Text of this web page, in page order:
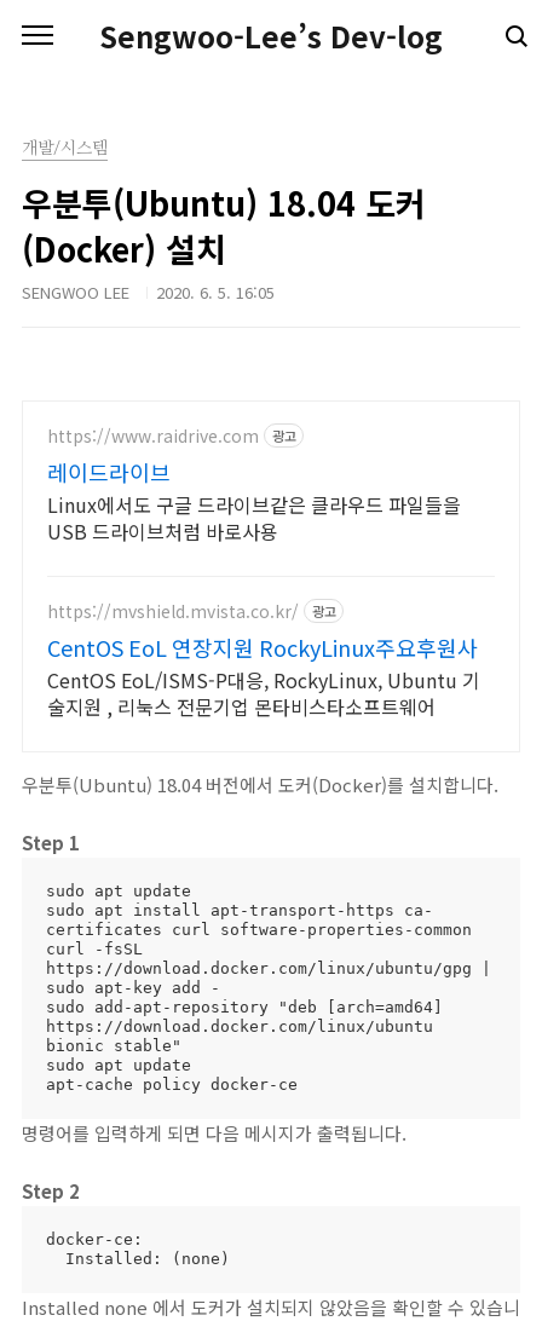
Sengwoo-Lee’s Dev-log
개발/시스템
우분투(Ubuntu) 18.04 도커
(Docker) 설치
SENGWOO LEE 2020. 6. 5. 16:05
https://www.raidrive.com 광고
레이드라이브
Linux에서도 구글 드라이브같은 클라우드 파일들을
USB 드라이브처럼 바로사용
https://mvshield.mvista.co.kr/ 광고
CentOS EoL 연장지원 RockyLinux주요후원사
CentOS EoL/ISMS-P대응, RockyLinux, Ubuntu 기
술지원 , 리눅스 전문기업 몬타비스타소프트웨어
우분투(Ubuntu) 18.04 버전에서 도커(Docker)를 설치합니다.
Step 1
sudo apt update
sudo apt install apt-transport-https ca-
certificates curl software-properties-common
curl -fsSL
https://download.docker.com/linux/ubuntu/gpg |
sudo apt-key add -
sudo add-apt-repository "deb [arch=amd64]
https://download.docker.com/linux/ubuntu
bionic stable"
sudo apt update
apt-cache policy docker-ce
명령어를 입력하게 되면 다음 메시지가 출력됩니다.
Step 2
docker-ce:
  Installed: (none)
Installed none 에서 도커가 설치되지 않았음을 확인할 수 있습니